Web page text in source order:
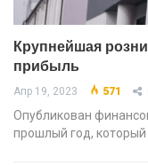
Крупнейшая
прибыль
Апр 19, 2023 571
Опубликован
прошлый год, который